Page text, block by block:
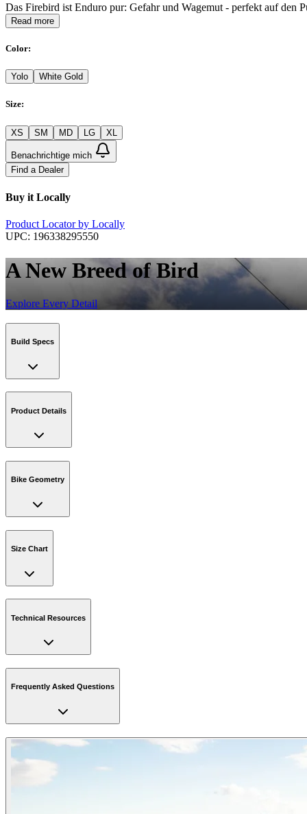
Das Firebird ist Enduro pur: Gefahr und Wagemut - perfekt auf den
Read more
Color:
Yolo White Gold
Size:
XS SM MD LG XL
Benachrichtige mich
Find a Dealer
Buy it Locally
Product Locator by Locally
UPC: 196338295550
A New Breed of Bird
Explore Every Detail
Build Specs
Product Details
Bike Geometry
Size Chart
Technical Resources
Frequently Asked Questions